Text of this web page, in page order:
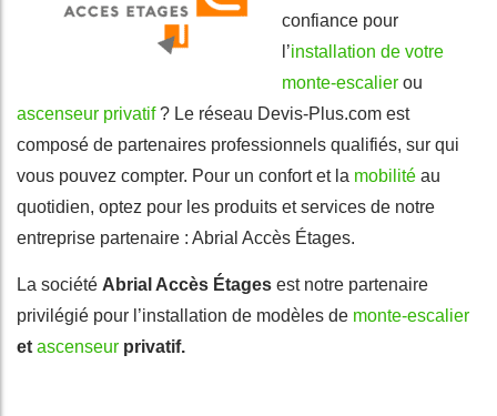
confiance pour
l’installation de votre
monte-escalier ou
ascenseur privatif? Le réseau Devis-Plus.com est
composé de partenaires professionnels qualifiés, sur qui
vous pouvez compter. Pour un confort et la mobilité au
quotidien, optez pour les produits et services de notre
entreprise partenaire : Abrial Accès Étages.
La société Abrial Accès Étages est notre partenaire
privilégié pour l’installation de modèles de monte-escalier
et ascenseur privatif.